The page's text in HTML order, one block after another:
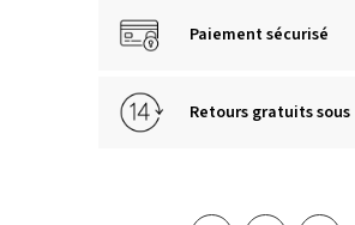
Paiement sécurisé
Retours gratuits sous